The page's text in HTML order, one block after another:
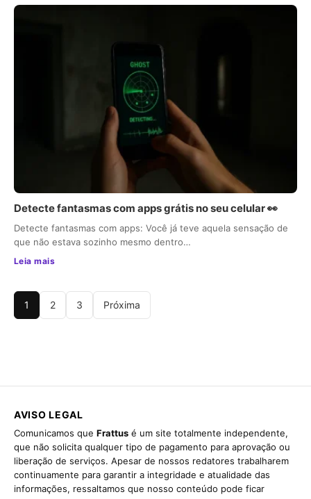
Detecte fantasmas com apps grátis no seu celular 👀
Detecte fantasmas com apps: Você já teve aquela sensação de
que não estava sozinho mesmo dentro…
Leia mais
1 2 3 Próxima
AVISO LEGAL
Comunicamos que Frattus é um site totalmente independente,
que não solicita qualquer tipo de pagamento para aprovação ou
liberação de serviços. Apesar de nossos redatores trabalharem
continuamente para garantir a integridade e atualidade das
informações, ressaltamos que nosso conteúdo pode ficar